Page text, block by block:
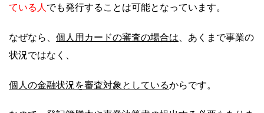
ている人 でも発行することは可能となっています。
なぜなら、 個人用カードの審査の場合は 、あくまで事業の
状況ではなく、
個人の金融状況を審査対象としているからです。